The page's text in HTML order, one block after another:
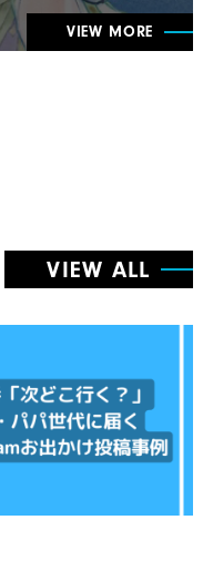
VIEW MORE
VIEW ALL